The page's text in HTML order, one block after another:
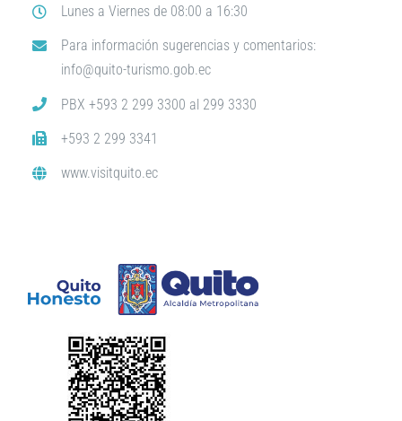
Lunes a Viernes de 08:00 a 16:30
Para información sugerencias y comentarios:
info@quito-turismo.gob.ec
PBX +593 2 299 3300 al 299 3330
+593 2 299 3341
www.visitquito.ec